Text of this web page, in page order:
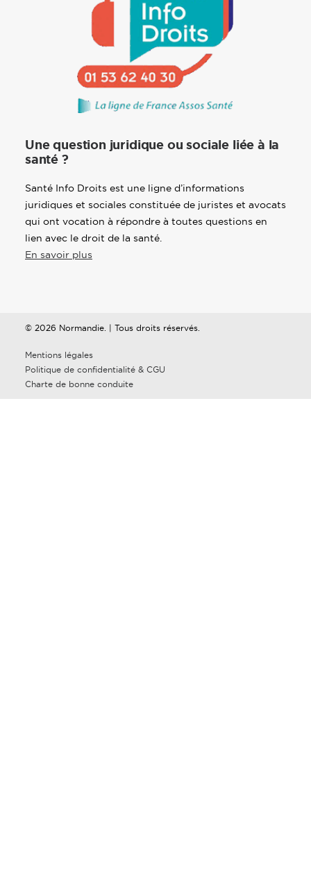
Une question juridique ou sociale liée à la
santé ?
Santé Info Droits est une ligne d’informations
juridiques et sociales constituée de juristes et avocats
qui ont vocation à répondre à toutes questions en
lien avec le droit de la santé.
En savoir plus
© 2026 Normandie. | Tous droits réservés.
Mentions légales
Politique de confidentialité & CGU
Charte de bonne conduite